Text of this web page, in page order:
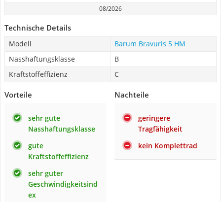
08/2026
Technische Details
Modell
Barum Bravuris 5 HM
Nasshaftungsklasse
B
Kraftstoffeffizienz
C
Vorteile
sehr gute
Nasshaftungsklasse
gute
Kraftstoffeffizienz
sehr guter
Geschwindigkeitsind
ex
Nachteile
geringere
Tragfähigkeit
kein Komplettrad